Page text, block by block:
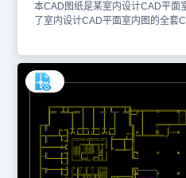
本CAD图纸是某室内设计CAD平面
了室内设计CAD平面室内图的全套
是全英文图纸，如果大家有需要可
查看。本CAD图纸作为学习资料